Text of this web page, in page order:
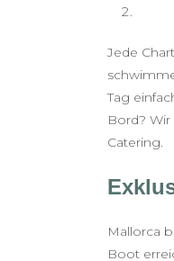
Jede
Tag
Bord?
Catering.
Mallorca
Boot